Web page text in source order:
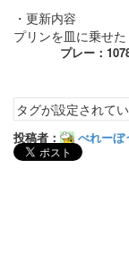
・更新内容
プリンを皿に乗せ
プレー：
タグが設定されて
投稿者： べれーぼ